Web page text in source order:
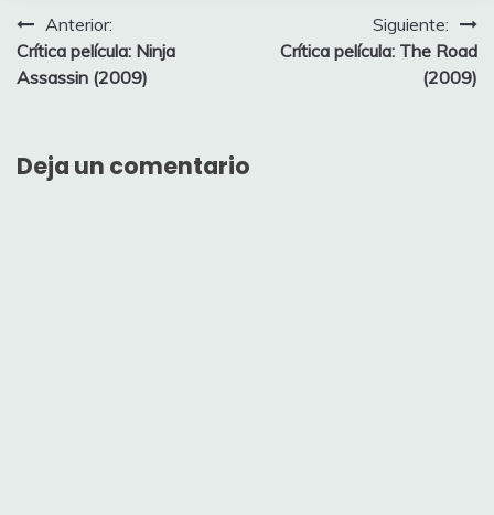
Navegación
de
Anterior:
Crítica película: Ninja
Assassin (2009)
Siguiente:
Crítica película: The Road
(2009)
Deja un comentario